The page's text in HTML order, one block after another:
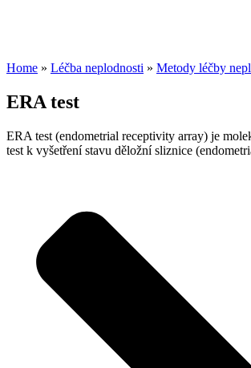
Home » Léčba neplodnosti » Metody léčby
ERA test
ERA test (endometrial receptivity array) je
test k vyšetření stavu děložní sliznice